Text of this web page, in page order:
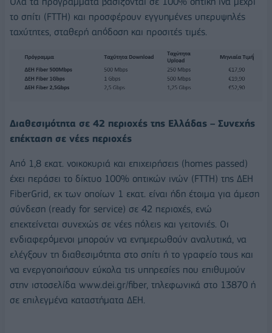
το σπίτι (FTTH) και προσφέρουν εγγυημένες υπερυψηλές
ταχύτητες, σταθερή απόδοση και προσιτές τιμές.
Διαθεσιμότητα σε 42 περιοχές της Ελλάδας – Συνεχής
επέκταση σε νέες περιοχές
Από 1,8 εκατ. νοικοκυριά και επιχειρήσεις (homes passed)
έχει περάσει το δίκτυο 100% οπτικών ινών (FTTH) της ΔΕΗ
FiberGrid, εκ των οποίων 1 εκατ. είναι ήδη έτοιμα για άμεση
σύνδεση (ready for service) σε 42 περιοχές, ενώ
επεκτείνεται συνεχώς σε νέες πόλεις και γειτονιές. Οι
ενδιαφερόμενοι μπορούν να ενημερωθούν αναλυτικά, να
ελέγξουν τη διαθεσιμότητα στο σπίτι ή το γραφείο τους και
να ενεργοποιήσουν εύκολα τις υπηρεσίες που επιθυμούν
στην ιστοσελίδα www.dei.gr/fiber, τηλεφωνικά στο 13870 ή
σε επιλεγμένα καταστήματα ΔΕΗ.